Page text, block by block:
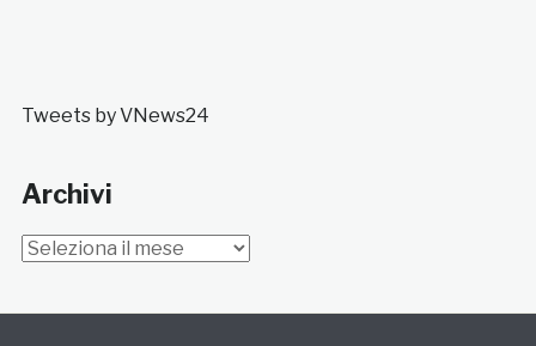
Tweets by VNews24
Archivi
Archivi